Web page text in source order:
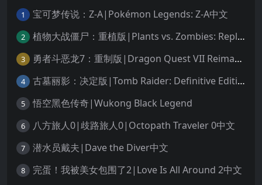
1 宝可梦传说：Z-A|Pokémon Legends: Z-A中文
2 植物大战僵尸：重植版|Plants vs. Zombies: Replanted中文
3 勇者斗恶龙7：重制版|Dragon Quest VII Reimagined中文
4 古墓丽影：决定版|Tomb Raider: Definitive Edition中文
5 悟空黑色传奇|Wukong Black Legend
6 八方旅人0|歧路旅人0|Octopath Traveler 0中文
7 潜水员戴夫|Dave the Diver中文
8 完蛋！我被美女包围了2|Love Is All Around 2中文